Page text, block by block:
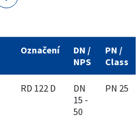
Označení
DN /
NPS
PN /
Class
RD 122 D
DN
15 -
50
PN 25